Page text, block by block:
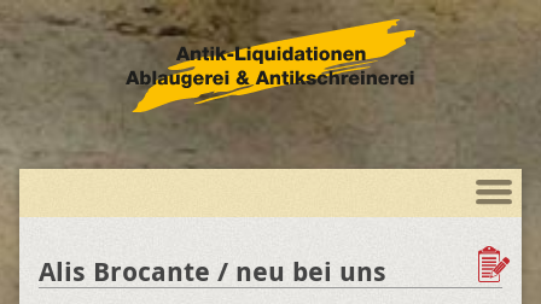
Alis Brocante / neu bei uns